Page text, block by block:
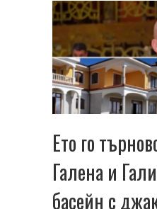
Ето го
Галена и
басейн с